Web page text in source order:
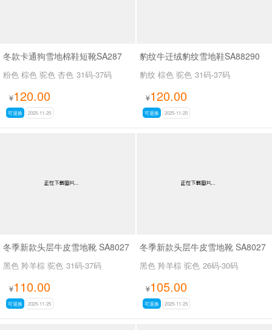
冬款卡通狗雪地棉鞋短靴SA287
粉色 棕色 驼色 杏色 31码-37码
¥120.00
可退换 2025-11-25
豹纹牛迁绒豹纹雪地鞋SA88290
豹纹 棕色 驼色 31码-37码
¥120.00
可退换 2025-11-25
冬季新款头层牛皮雪地靴 SA8027
黑色 羚羊棕 驼色 31码-37码
¥110.00
可退换 2025-11-25
冬季新款头层牛皮雪地靴 SA8027
黑色 羚羊棕 驼色 26码-30码
¥105.00
可退换 2025-11-25